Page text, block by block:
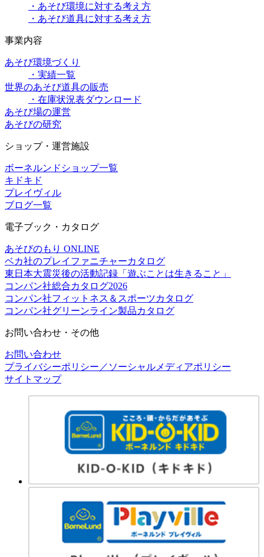
・あそび環境に対する考え方
・あそび道具に対する考え方
事業内容
あそび環境づくり
・実績一覧
世界のあそび道具の販売
・在庫状況表ダウンロード
あそび場の運営
あそびの研究
ショップ・運営施設
ボーネルンドショップ一覧
キドキド
プレイヴィル
ブログ一覧
電子ブック・カタログ
あそびのもり ONLINE
ベカ社のプレイファニチャーカタログ
東日本大震災後の活動記録「遊ぶことは生きること」
コンパン社総合カタログ2026
コンパン社フィットネス＆スポーツカタログ
コンパン社グリーンライン製品カタログ
お問い合わせ・その他
お問い合わせ
プライバシーポリシー／ソーシャルメディアポリシー
サイトマップ